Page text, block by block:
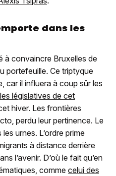
dans les
à convaincre Bruxelles de
portefeuille. Ce triptyque
car il influera à coup sûr les
législatives de cet
hiver. Les frontières
perdu leur pertinence. Le
urnes. L’ordre prime
à distance derrière
l’avenir. D’où le fait qu’en
comme celui des